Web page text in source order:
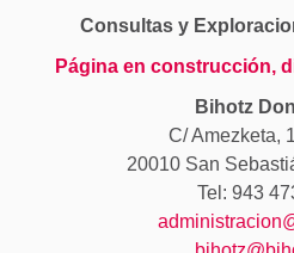
Consultas y
Página en construcción,
Bihotz
C/ Amezketa,
20010 San
Tel: 943